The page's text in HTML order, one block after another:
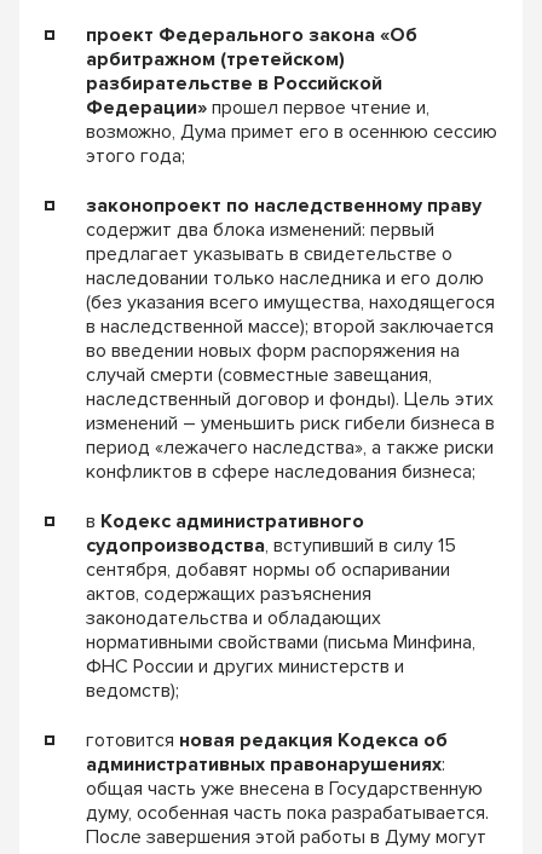
проект Федерального закона «Об
арбитражном (третейском)
разбирательстве в Российской
Федерации» прошел первое чтение и,
возможно, Дума примет его в осеннюю сессию
этого года;
законопроект по наследственному праву
содержит два блока изменений: первый
предлагает указывать в свидетельстве о
наследовании только наследника и его долю
(без указания всего имущества, находящегося
в наследственной массе); второй заключается
во введении новых форм распоряжения на
случай смерти (совместные завещания,
наследственный договор и фонды). Цель этих
изменений – уменьшить риск гибели бизнеса в
период «лежачего наследства», а также риски
конфликтов в сфере наследования бизнеса;
в Кодекс административного
судопроизводства, вступивший в силу 15
сентября, добавят нормы об оспаривании
актов, содержащих разъяснения
законодательства и обладающих
нормативными свойствами (письма Минфина,
ФНС России и других министерств и
ведомств);
готовится новая редакция Кодекса об
административных правонарушениях:
общая часть уже внесена в Государственную
думу, особенная часть пока разрабатывается.
После завершения этой работы в Думу могут